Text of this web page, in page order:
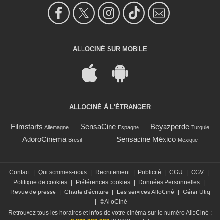
ALLOCINÉ SUR MOBILE
ALLOCINÉ À L'ÉTRANGER
Filmstarts Allemagne SensaCine Espagne Beyazperde Turquie
AdoroCinema Brésil Sensacine México Mexique
Contact Qui sommes-nous Recrutement Publicité CGU CGV
Politique de cookies
Préférences cookies Données Personnelles
Revue de presse
Charte d'écriture Les services AlloCiné
Gérer Utiq
©AlloCiné
Retrouvez tous les horaires et infos de votre cinéma sur le numéro AlloCiné :